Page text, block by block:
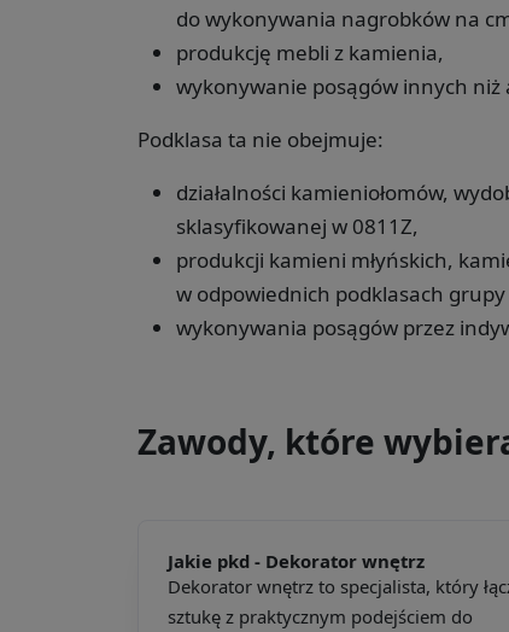
do wykonywania nagrobków na
produkcję mebli z kamienia,
wykonywanie posągów innych niż
Podklasa ta nie obejmuje:
działalności kamieniołomów,
sklasyfikowanej w 0811Z,
produkcji kamieni młyńskich,
w odpowiednich podklasach grupy
wykonywania posągów przez
Zawody, które
Jakie pkd - Dekorator wnętrz
Dekorator wnętrz to specjalista, który
sztukę z praktycznym podejściem do